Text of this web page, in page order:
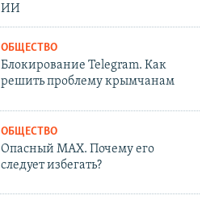
ИИ
ОБЩЕСТВО
Блокирование Telegram. Как
решить проблему крымчанам
ОБЩЕСТВО
Опасный MAX. Почему его
следует избегать?